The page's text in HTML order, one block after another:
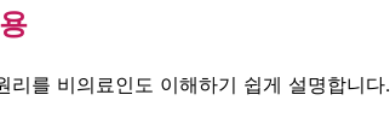
리를 비의료인도 이해하기 쉽게 설명합니다.